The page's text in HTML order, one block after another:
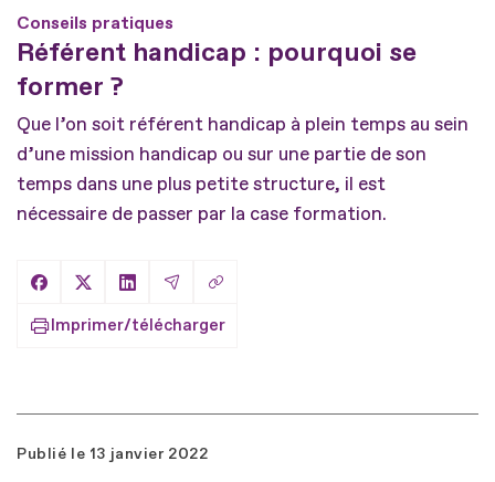
Conseils pratiques
Référent handicap : pourquoi se
former ?
Que l’on soit référent handicap à plein temps au sein
d’une mission handicap ou sur une partie de son
temps dans une plus petite structure, il est
nécessaire de passer par la case formation.
Partager sur Facebook
Partager sur X
Partager sur LinkedIn
Partager par Email
Copier le lien
Imprimer/télécharger
Publié le 13 janvier 2022